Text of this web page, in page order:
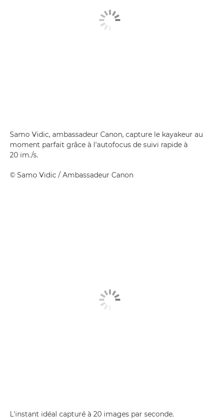
Samo Vidic, ambassadeur Canon, capture le kayakeur au
moment parfait grâce à l'autofocus de suivi rapide à
20 im./s.
© Samo Vidic / Ambassadeur Canon
L'instant idéal capturé à 20 images par seconde.